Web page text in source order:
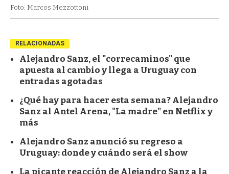
Foto: Marcos Mezzottoni
RELACIONADAS
Alejandro Sanz, el "correcaminos" que
apuesta al cambio y llega a Uruguay con
entradas agotadas
¿Qué hay para hacer esta semana? Alejandro
Sanz al Antel Arena, "La madre" en Netflix y
más
Alejandro Sanz anunció su regreso a
Uruguay: donde y cuándo será el show
La picante reacción de Alejandro Sanz a la